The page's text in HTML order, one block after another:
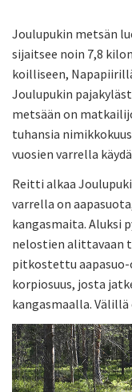
Joulupukin metsän
sijaitsee noin 7,8
koilliseen,
Joulupukin
metsään on
tuhansia
vuosien varrella
Reitti alkaa
varrella on
kangasmaita. Aluksi
nelostien alittavaan
pitkostettu aapasuo-
korpiosuus, josta
kangasmaalla.